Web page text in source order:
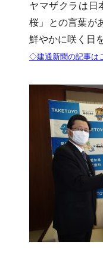
ヤマザクラは日
桜」との言葉が
鮮やかに咲く日
◇建通新聞の記事は